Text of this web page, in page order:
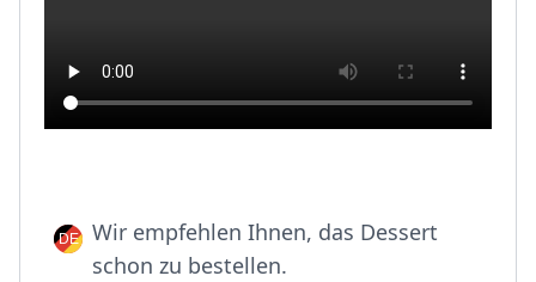
Wir empfehlen Ihnen, das Dessert
schon zu bestellen.